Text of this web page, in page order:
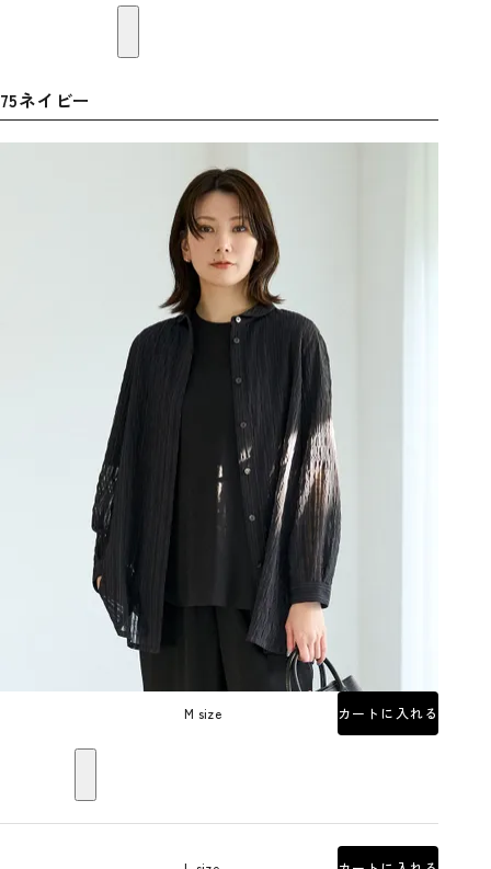
75ネイビー
M size カートに入れる